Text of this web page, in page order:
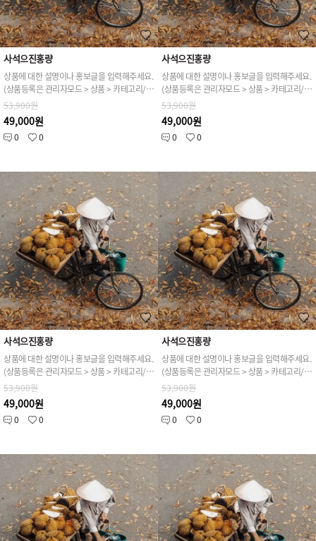
사석으진홍량
상품에 대한 설명이나 홍보글을 입력해주세요.
(상품등록은 관리자모드 > 상품 > 카테고리/상품관리 > 상품등록 가능)
53,900원
49,000원
0 0
사석으진홍량
상품에 대한 설명이나 홍보글을 입력해주세요.
(상품등록은 관리자모드 > 상품 > 카테고리/상품관리 > 상품등록 가능)
53,900원
49,000원
0 0
사석으진홍량
상품에 대한 설명이나 홍보글을 입력해주세요.
(상품등록은 관리자모드 > 상품 > 카테고리/상품관리 > 상품등록 가능)
53,900원
49,000원
0 0
사석으진홍량
상품에 대한 설명이나 홍보글을 입력해주세요.
(상품등록은 관리자모드 > 상품 > 카테고리/상품관리 > 상품등록 가능)
53,900원
49,000원
0 0